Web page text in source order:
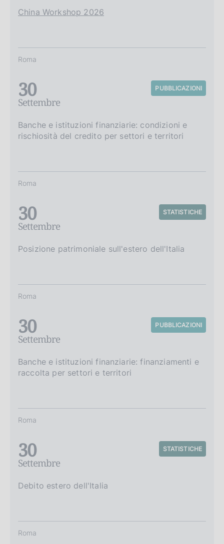
China Workshop 2026
Roma
30
Settembre
PUBBLICAZIONI
Banche e istituzioni finanziarie: condizioni e
rischiosità del credito per settori e territori
Roma
30
Settembre
STATISTICHE
Posizione patrimoniale sull'estero dell'Italia
Roma
30
Settembre
PUBBLICAZIONI
Banche e istituzioni finanziarie: finanziamenti e
raccolta per settori e territori
Roma
30
Settembre
STATISTICHE
Debito estero dell'Italia
Roma